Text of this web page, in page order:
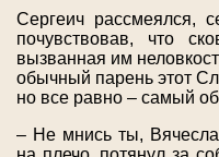
Сергеич рассмеялся,
почувствовав, что
вызванная им
обычный парень этот
но все равно – самый
– Не мнись ты,